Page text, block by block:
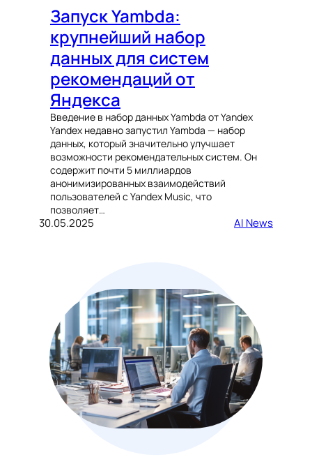
Запуск Yambda:
крупнейший набор
данных для систем
рекомендаций от
Яндекса
Введение в набор данных Yambda от Yandex
Yandex недавно запустил Yambda — набор
данных, который значительно улучшает
возможности рекомендательных систем. Он
содержит почти 5 миллиардов
анонимизированных взаимодействий
пользователей с Yandex Music, что
позволяет…
30.05.2025 AI News